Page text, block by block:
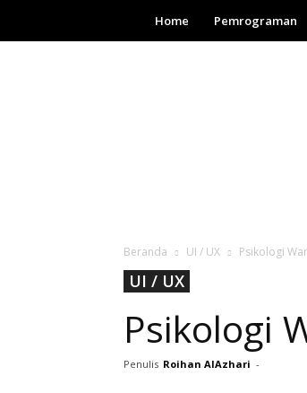
Dutormasi
Home Pemrograman
Beranda UI / UX Psikologi
UI / UX
Psikologi
Penulis Roihan AlAzhari -